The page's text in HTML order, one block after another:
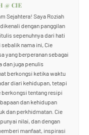
@ CIE
Sejahtera! Saya Roziah
dengan panggilan
sepenuhnya dari hati
nama ini, Cie
yang berperanan sebagai
dan juga penulis
berkongsi ketika waktu
diari kehidupan, tetapi
tentang resipi
dan kehidupan
dan perkhidmatan. Cie
nilai, dan dengan
manfaat, inspirasi